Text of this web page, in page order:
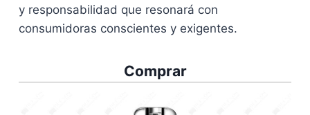
y responsabilidad que resonará con
consumidoras conscientes y exigentes.
Comprar